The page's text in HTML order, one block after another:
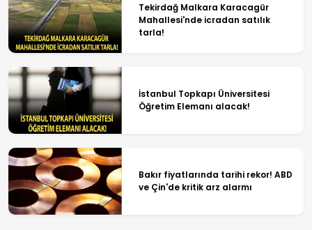
Tekirdağ Malkara Karacagür
Mahallesi'nde icradan satılık
tarla!
İstanbul Topkapı Üniversitesi
Öğretim Elemanı alacak!
Bakır fiyatlarında tarihi rekor! ABD
ve Çin'de kritik arz alarmı